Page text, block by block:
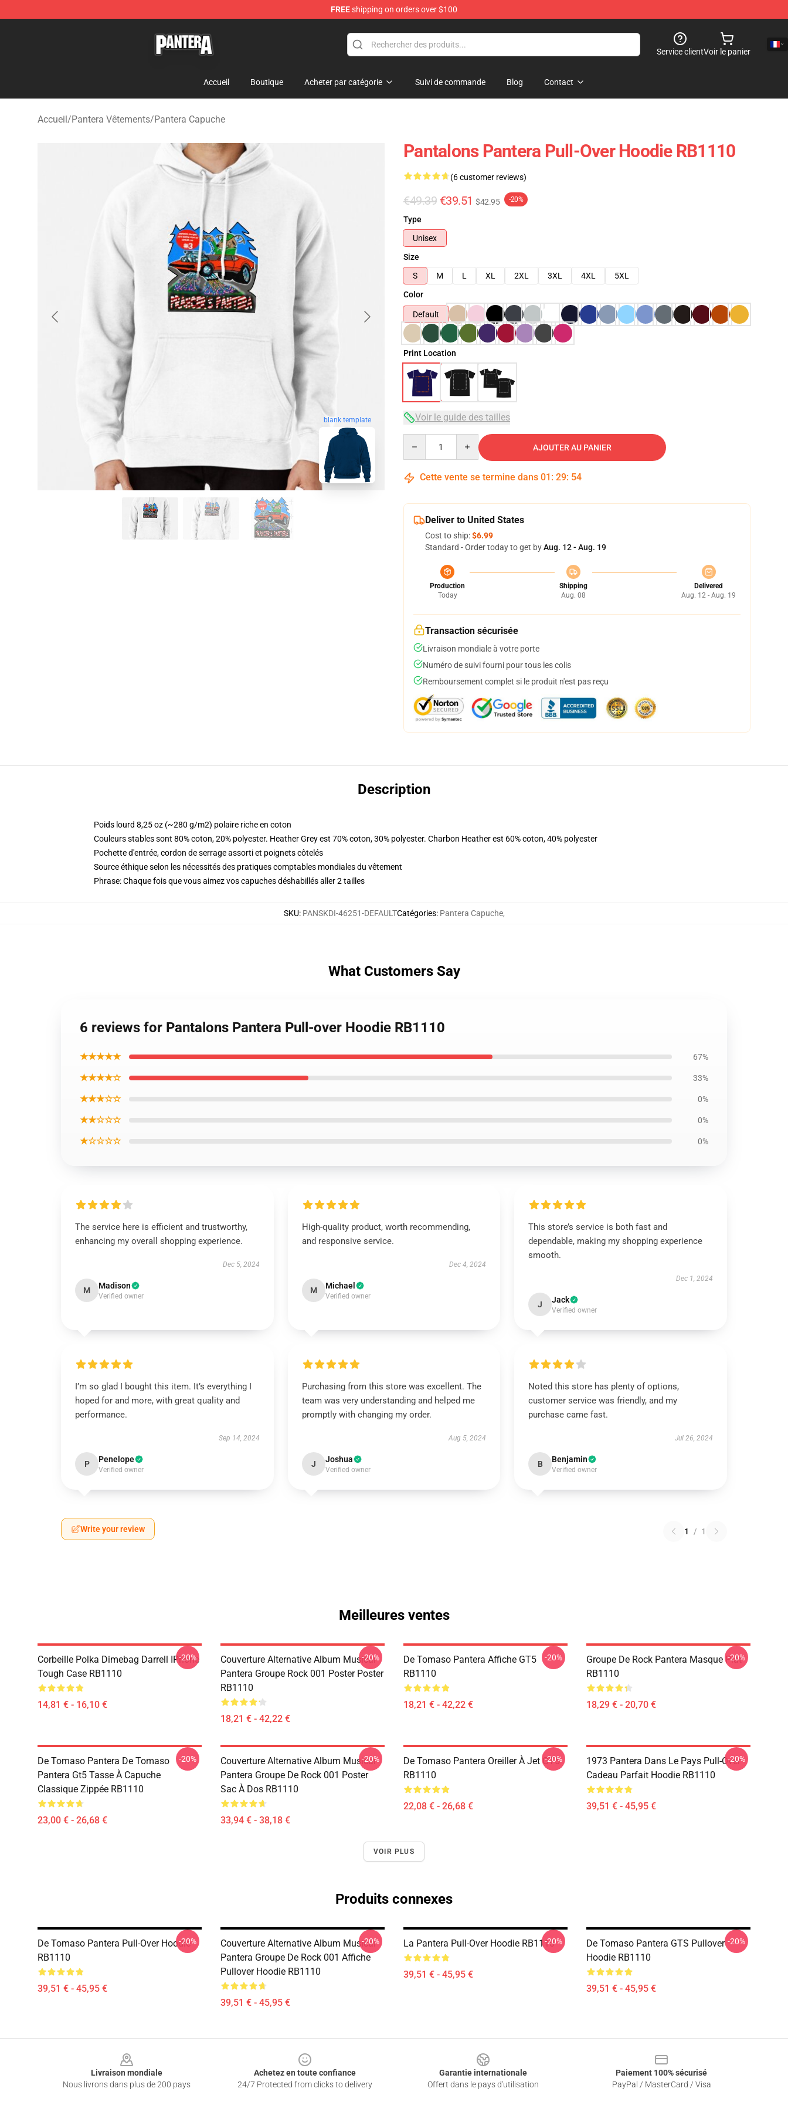
FREEshipping on orders over $100
Service clientVoir le panier
Accueil Boutique Acheter par catégorie Suivi de commande Blog Contact
Accueil/Pantera Vêtements/Pantera Capuche
blank template
Pantalons Pantera Pull-Over Hoodie RB1110
(6 customer reviews)
€49.39 €39.51 $42.95 -20%
Type
Unisex
Size
S
M L XL 2XL 3XL 4XL
5XL
Color
Default
Print Location
Voir le guide des tailles
AJOUTER AU PANIER
Cette vente se termine dans 01 : 29: 53
Deliver to United States
Cost to ship:$6.99
Standard - Order today to get byAug. 12 - Aug. 19
Production
Today
Shipping
Aug. 08
Delivered
Aug. 12 - Aug. 19
Transaction sécurisée
Livraison mondiale à votre porte
Numéro de suivi fourni pour tous les colis
Remboursement complet si le produit n'est pas reçu
Description
Poids lourd 8,25 oz (~280 g/m2) polaire riche en coton
Couleurs stables sont 80% coton, 20% polyester. Heather Grey est 70% coton, 30% polyester. Charbon Heather est 60% coton, 40% polyester
Pochette d'entrée, cordon de serrage assorti et poignets côtelés
Source éthique selon les nécessités des pratiques comptables mondiales du vêtement
Phrase: Chaque fois que vous aimez vos capuches déshabillés aller 2 tailles
SKU: PANSKDI-46251-DEFAULTCatégories: Pantera Capuche,
What Customers Say
6 reviews for Pantalons Pantera Pull-over Hoodie RB1110
★★★★★ 67%
★★★★☆ 33%
★★★☆☆ 0%
★★☆☆☆ 0%
★☆☆☆☆ 0%
The service here is efficient and trustworthy,
enhancing my overall shopping experience.
Dec 5, 2024
M Madison
Verified owner
High-quality product, worth recommending,
and responsive service.
Dec 4, 2024
M Michael
Verified owner
This store’s service is both fast and
dependable, making my shopping experience
smooth.
Dec 1, 2024
J Jack
Verified owner
I’m so glad I bought this item. It’s everything I
hoped for and more, with great quality and
performance.
Sep 14, 2024
P Penelope
Verified owner
Purchasing from this store was excellent. The
team was very understanding and helped me
promptly with changing my order.
Aug 5, 2024
J Joshua
Verified owner
Noted this store has plenty of options,
customer service was friendly, and my
purchase came fast.
Jul 26, 2024
B Benjamin
Verified owner
Write your review 1 / 1
Meilleures ventes
Corbeille Polka Dimebag Darrell IPhone
Tough Case RB1110
14,81 € - 16,10 €
-20%
Couverture Alternative Album Musical
Pantera Groupe Rock 001 Poster Poster
RB1110
18,21 € - 42,22 €
-20%
De Tomaso Pantera Affiche GT5
RB1110
18,21 € - 42,22 €
-20%
Groupe De Rock Pantera Masque Plat
RB1110
18,29 € - 20,70 €
-20%
De Tomaso Pantera De Tomaso
Pantera Gt5 Tasse À Capuche
Classique Zippée RB1110
23,00 € - 26,68 €
-20%
Couverture Alternative Album Musical
Pantera Groupe De Rock 001 Poster
Sac À Dos RB1110
33,94 € - 38,18 €
-20%
De Tomaso Pantera Oreiller À Jet GT5
RB1110
22,08 € - 26,68 €
-20%
1973 Pantera Dans Le Pays Pull-Over
Cadeau Parfait Hoodie RB1110
39,51 € - 45,95 €
-20%
VOIR PLUS
Produits connexes
De Tomaso Pantera Pull-Over Hoodie
RB1110
39,51 € - 45,95 €
-20%
Couverture Alternative Album Musical
Pantera Groupe De Rock 001 Affiche
Pullover Hoodie RB1110
39,51 € - 45,95 €
-20% La Pantera Pull-Over Hoodie RB1110
39,51 € - 45,95 €
-20%
De Tomaso Pantera GTS Pullover
Hoodie RB1110
39,51 € - 45,95 €
-20%
Livraison mondiale
Nous livrons dans plus de 200 pays
Achetez en toute confiance
24/7 Protected from clicks to delivery
Garantie internationale
Offert dans le pays d'utilisation
Paiement 100% sécurisé
PayPal / MasterCard / Visa